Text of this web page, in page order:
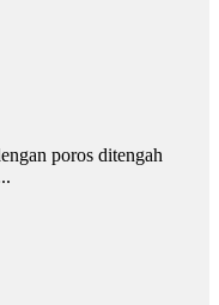
poros ditengah